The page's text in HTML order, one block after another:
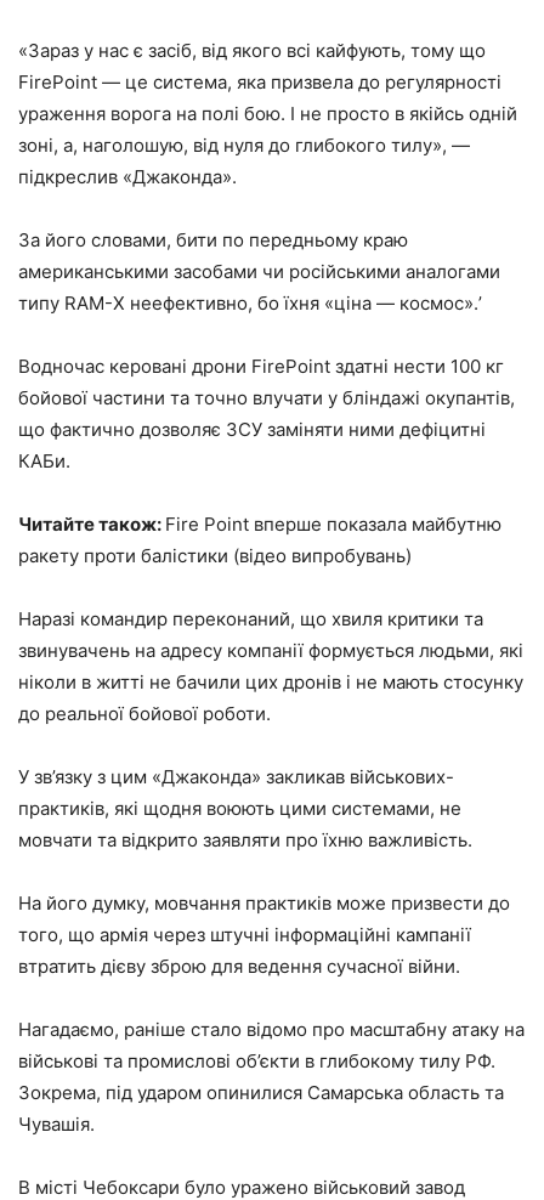
«Зараз у нас є засіб, від якого всі кайфують, тому що
FireРoint — це система, яка призвела до регулярності
ураження ворога на полі бою. І не просто в якійсь одній
зоні, а, наголошую, від нуля до глибокого тилу», —
підкреслив «Джаконда».
За його словами, бити по передньому краю
американськими засобами чи російськими аналогами
типу RAM-Х неефективно, бо їхня «ціна — космос».ʼ
Водночас керовані дрони FireРoint здатні нести 100 кг
бойової частини та точно влучати у бліндажі окупантів,
що фактично дозволяє ЗСУ заміняти ними дефіцитні
КАБи.
Читайте також: Fire Point вперше показала майбутню
ракету проти балістики (відео випробувань)
Наразі командир переконаний, що хвиля критики та
звинувачень на адресу компанії формується людьми, які
ніколи в житті не бачили цих дронів і не мають стосунку
до реальної бойової роботи.
У зв’язку з цим «Джаконда» закликав військових-
практиків, які щодня воюють цими системами, не
мовчати та відкрито заявляти про їхню важливість.
На його думку, мовчання практиків може призвести до
того, що армія через штучні інформаційні кампанії
втратить дієву зброю для ведення сучасної війни.
Нагадаємо, раніше стало відомо про масштабну атаку на
військові та промислові об’єкти в глибокому тилу РФ.
Зокрема, під ударом опинилися Самарська область та
Чувашія.
В місті Чебоксари було уражено військовий завод